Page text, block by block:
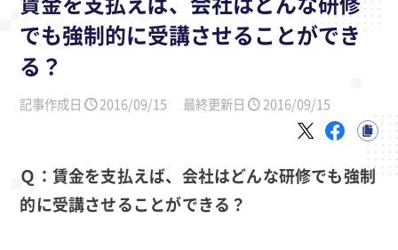
でも強制的に受講させることができ
る？
記事作成日 2016/09/15 最終更新日 2016/09/15
Ｑ：賃金を支払えば、会社はどんな研修でも強制
的に受講させることができる？